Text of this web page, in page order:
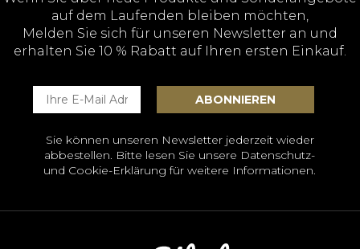
auf dem Laufenden bleiben möchten,
Melden Sie sich für unseren Newsletter an und
erhalten Sie 10 % Rabatt auf Ihren ersten Einkauf.
Sie können unseren Newsletter jederzeit wieder
abbestellen. Bitte lesen Sie unsere Datenschutz-
und Cookie-Erklärung für weitere Informationen.